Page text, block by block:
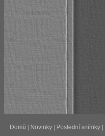
Domů Novinky| Poslední snímky|